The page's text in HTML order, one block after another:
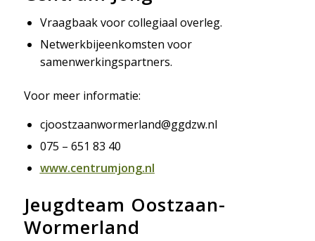
Vraagbaak voor collegiaal overleg.
Netwerkbijeenkomsten voor
samenwerkingspartners.
Voor meer informatie:
cjoostzaanwormerland@ggdzw.nl
075 – 651 83 40
www.centrumjong.nl
Jeugdteam Oostzaan-
Wormerland